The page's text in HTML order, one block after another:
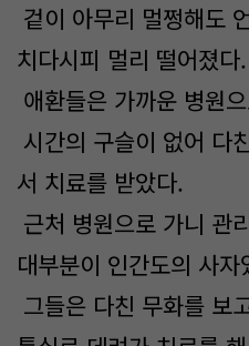
겉이 아무리 멀쩡해도
치다시피 멀리 떨어졌다.
애환들은 가까운 병원
시간의 구슬이 없어 다
서 치료를 받았다.
근처 병원으로 가니 관
대부분이 인간도의 사자
그들은 다친 무화를 보